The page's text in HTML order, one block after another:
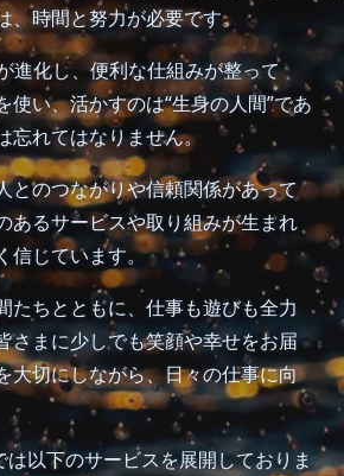
、時間と努力が必要です。
進化し、便利な仕組みが整って
使い、活かすのは“生身の人間”であ
忘れてはなりません。
とのつながりや信頼関係があって
あるサービスや取り組みが生まれ
信じています。
たちとともに、仕事も遊びも全力
さまに少しでも笑顔や幸せをお届
大切にしながら、日々の仕事に向
以下のサービスを展開しておりま